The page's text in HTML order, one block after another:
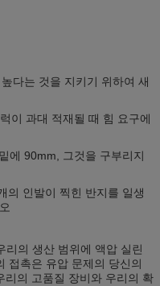
다는 것을 지키기 위하여 새
이 과대 적재될 때 힘 요구에
에 90mm, 그것을 구부리지
의 인발이 찍힌 반지를 일생
의 생산 범위에 액압 실린
접촉은 유압 문제의 당신의
리의 고품질 장비와 우리의 확